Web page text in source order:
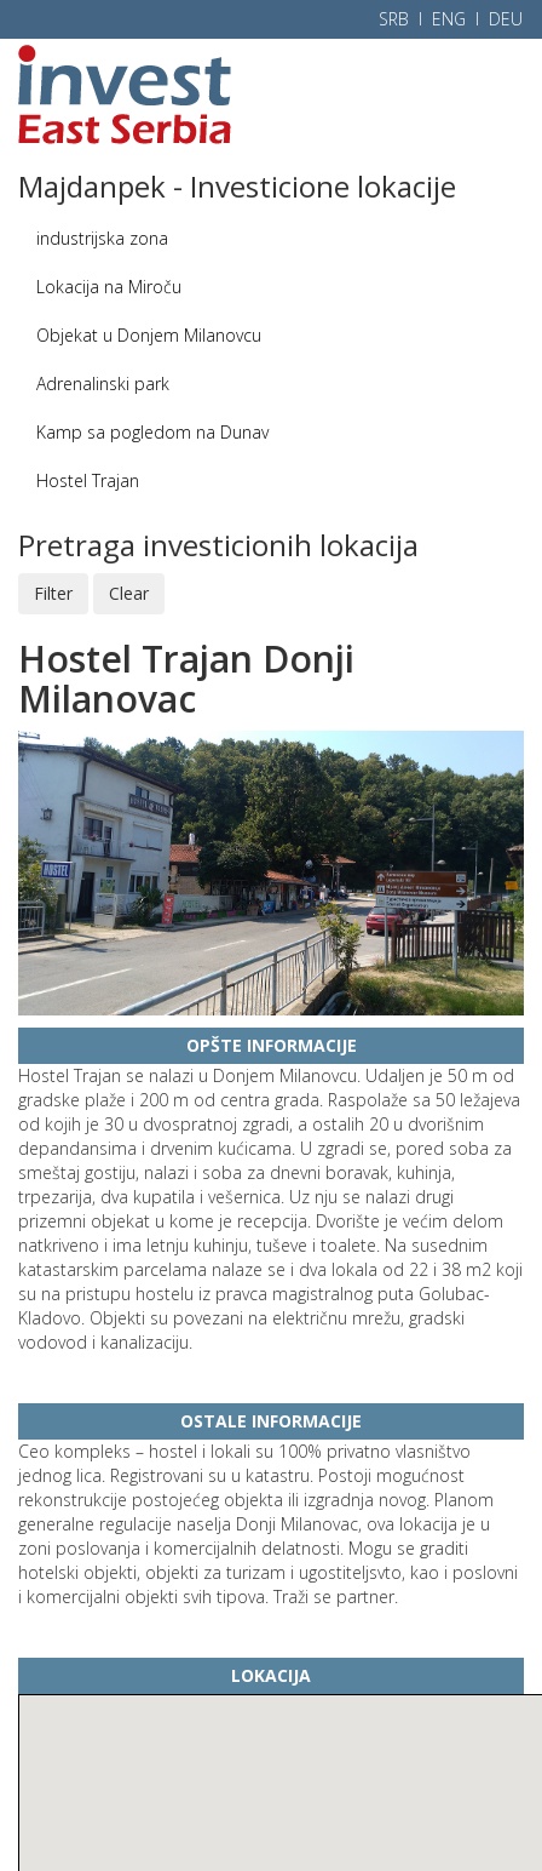
SRB l ENG l DEU
Majdanpek - Investicione lokacije
industrijska zona
Lokacija na Miroču
Objekat u Donjem Milanovcu
Adrenalinski park
Kamp sa pogledom na Dunav
Hostel Trajan
Pretraga investicionih lokacija
Hostel Trajan Donji
Milanovac
OPŠTE INFORMACIJE
Hostel Trajan se nalazi u Donjem Milanovcu. Udaljen je 50 m od
gradske plaže i 200 m od centra grada. Raspolaže sa 50 ležajeva
od kojih je 30 u dvospratnoj zgradi, a ostalih 20 u dvorišnim
depandansima i drvenim kućicama. U zgradi se, pored soba za
smeštaj gostiju, nalazi i soba za dnevni boravak, kuhinja,
trpezarija, dva kupatila i vešernica. Uz nju se nalazi drugi
prizemni objekat u kome je recepcija. Dvorište je većim delom
natkriveno i ima letnju kuhinju, tuševe i toalete. Na susednim
katastarskim parcelama nalaze se i dva lokala od 22 i 38 m2 koji
su na pristupu hostelu iz pravca magistralnog puta Golubac-
Kladovo. Objekti su povezani na električnu mrežu, gradski
vodovod i kanalizaciju.
OSTALE INFORMACIJE
Ceo kompleks – hostel i lokali su 100% privatno vlasništvo
jednog lica. Registrovani su u katastru. Postoji mogućnost
rekonstrukcije postojećeg objekta ili izgradnja novog. Planom
generalne regulacije naselja Donji Milanovac, ova lokacija je u
zoni poslovanja i komercijalnih delatnosti. Mogu se graditi
hotelski objekti, objekti za turizam i ugostiteljsvto, kao i poslovni
i komercijalni objekti svih tipova. Traži se partner.
LOKACIJA